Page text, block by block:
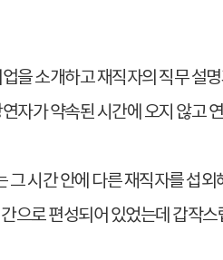
소개하고 재직자의 직무 설
자가 약속된 시간에 오지 않고
시간 안에 다른 재직자를 섭
으로 편성되어 있었는데 갑작